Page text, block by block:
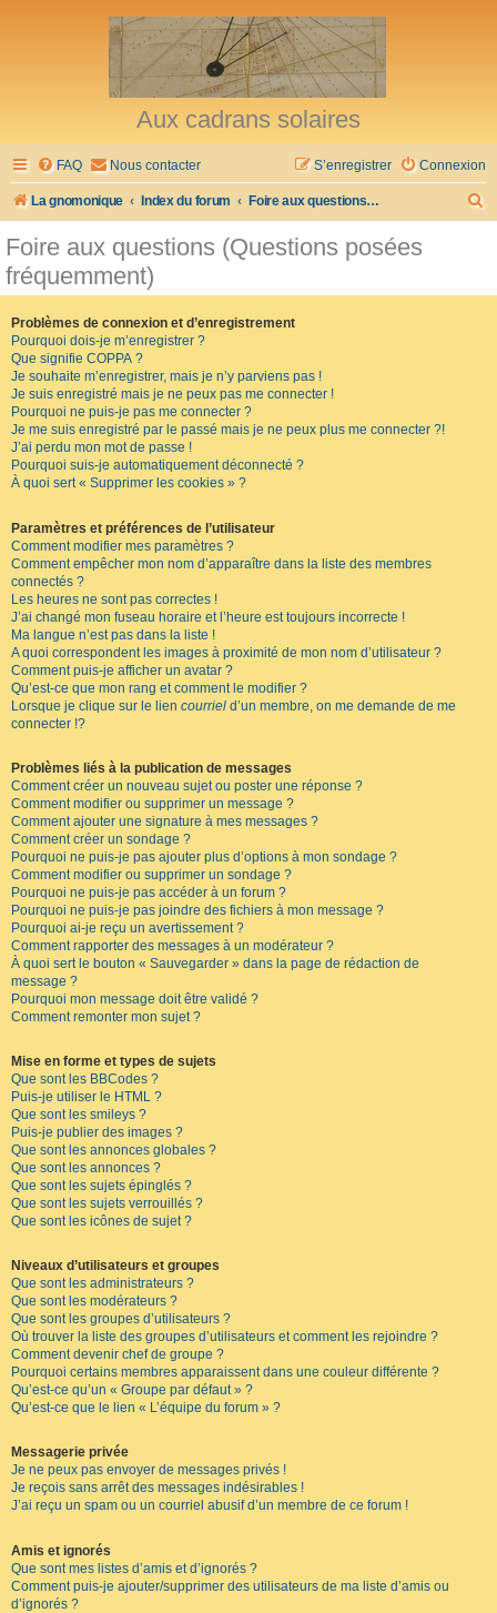
Aux cadrans solaires
FAQ Nous contacter Connexion
S’enregistrer
La gnomonique Index du forum Foire aux questions (Questions posées fréquemment)
Foire aux questions (Questions posées
fréquemment)
Problèmes de connexion et d’enregistrement
Pourquoi dois-je m’enregistrer ?
Que signifie COPPA ?
Je souhaite m’enregistrer, mais je n’y parviens pas !
Je suis enregistré mais je ne peux pas me connecter !
Pourquoi ne puis-je pas me connecter ?
Je me suis enregistré par le passé mais je ne peux plus me connecter ?!
J’ai perdu mon mot de passe !
Pourquoi suis-je automatiquement déconnecté ?
À quoi sert « Supprimer les cookies » ?
Paramètres et préférences de l’utilisateur
Comment modifier mes paramètres ?
Comment empêcher mon nom d’apparaître dans la liste des membres
connectés ?
Les heures ne sont pas correctes !
J’ai changé mon fuseau horaire et l’heure est toujours incorrecte !
Ma langue n’est pas dans la liste !
A quoi correspondent les images à proximité de mon nom d’utilisateur ?
Comment puis-je afficher un avatar ?
Qu’est-ce que mon rang et comment le modifier ?
Lorsque je clique sur le lien courriel d’un membre, on me demande de me
connecter !?
Problèmes liés à la publication de messages
Comment créer un nouveau sujet ou poster une réponse ?
Comment modifier ou supprimer un message ?
Comment ajouter une signature à mes messages ?
Comment créer un sondage ?
Pourquoi ne puis-je pas ajouter plus d’options à mon sondage ?
Comment modifier ou supprimer un sondage ?
Pourquoi ne puis-je pas accéder à un forum ?
Pourquoi ne puis-je pas joindre des fichiers à mon message ?
Pourquoi ai-je reçu un avertissement ?
Comment rapporter des messages à un modérateur ?
À quoi sert le bouton « Sauvegarder » dans la page de rédaction de
message ?
Pourquoi mon message doit être validé ?
Comment remonter mon sujet ?
Mise en forme et types de sujets
Que sont les BBCodes ?
Puis-je utiliser le HTML ?
Que sont les smileys ?
Puis-je publier des images ?
Que sont les annonces globales ?
Que sont les annonces ?
Que sont les sujets épinglés ?
Que sont les sujets verrouillés ?
Que sont les icônes de sujet ?
Niveaux d’utilisateurs et groupes
Que sont les administrateurs ?
Que sont les modérateurs ?
Que sont les groupes d’utilisateurs ?
Où trouver la liste des groupes d’utilisateurs et comment les rejoindre ?
Comment devenir chef de groupe ?
Pourquoi certains membres apparaissent dans une couleur différente ?
Qu’est-ce qu’un « Groupe par défaut » ?
Qu’est-ce que le lien « L’équipe du forum » ?
Messagerie privée
Je ne peux pas envoyer de messages privés !
Je reçois sans arrêt des messages indésirables !
J’ai reçu un spam ou un courriel abusif d’un membre de ce forum !
Amis et ignorés
Que sont mes listes d’amis et d’ignorés ?
Comment puis-je ajouter/supprimer des utilisateurs de ma liste d’amis ou
d’ignorés ?